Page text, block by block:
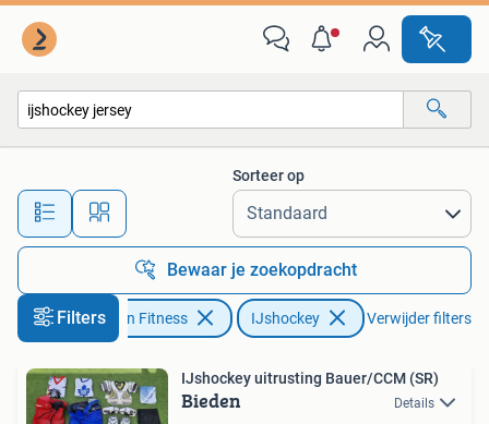
Alle afstanden…
Sorteer op
Bewaar je zoekopdracht
Filters
Sport en Fitness IJshockey Verwijder filters
IJshockey uitrusting Bauer/CCM (SR)
Bieden Details